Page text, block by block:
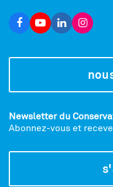
Newsletter du
Abonnez-vous et